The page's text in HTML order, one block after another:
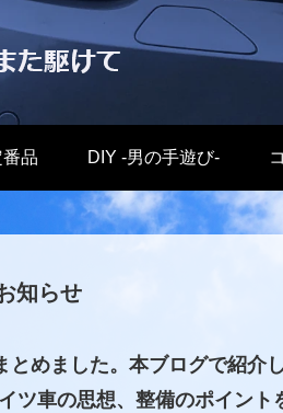
品 DIY -男の手遊び-
知らせ
めました。本ブログで紹介
ツ車の思想、整備のポイント